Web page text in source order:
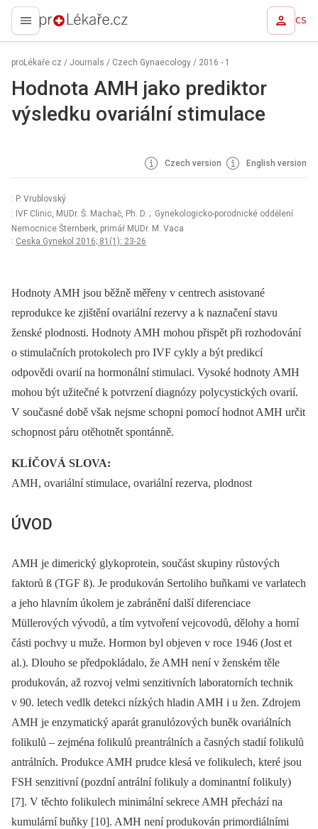
proLékaře.cz CS
proLékaře.cz / Journals / Czech Gynaecology / 2016 - 1
Hodnota AMH jako prediktor
výsledku ovariální stimulace
Czech version English version
: P. Vrublovský
: IVF Clinic, MUDr. Š. Machač, Ph. D. ; Gynekologicko-porodnické oddělení
Nemocnice Šternberk, primář MUDr. M. Vaca
: Ceska Gynekol 2016; 81(1): 23-26
Hodnoty AMH jsou běžně měřeny v centrech asistované
reprodukce ke zjištění ovariální rezervy a k naznačení stavu
ženské plodnosti. Hodnoty AMH mohou přispět při rozhodování
o stimulačních protokolech pro IVF cykly a být predikcí
odpovědi ovarií na hormonální stimulaci. Vysoké hodnoty AMH
mohou být užitečné k potvrzení diagnózy polycystických ovarií.
V současné době však nejsme schopni pomocí hodnot AMH určit
schopnost páru otěhotnět spontánně.
KLÍČOVÁ SLOVA:
AMH, ovariální stimulace, ovariální rezerva, plodnost
ÚVOD
AMH je dimerický glykoprotein, součást skupiny růstových
faktorů ß (TGF ß). Je produkován Sertoliho buňkami ve varlatech
a jeho hlavním úkolem je zabránění další diferenciace
Müllerových vývodů, a tím vytvoření vejcovodů, dělohy a horní
části pochvy u muže. Hormon byl objeven v roce 1946 (Jost et
al.). Dlouho se předpokládalo, že AMH není v ženském těle
produkován, až rozvoj velmi senzitivních laboratorních technik
v 90. letech vedlk detekci nízkých hladin AMH i u žen. Zdrojem
AMH je enzymatický aparát granulózových buněk ovariálních
folikulů –⁠ zejména folikulů preantrálních a časných stadií folikulů
antrálních. Produkce AMH prudce klesá ve folikulech, které jsou
FSH senzitivní (pozdní antrální folikuly a dominantní folikuly)
[7]. V těchto folikulech minimální sekrece AMH přechází na
kumulární buňky [10]. AMH není produkován primordiálními